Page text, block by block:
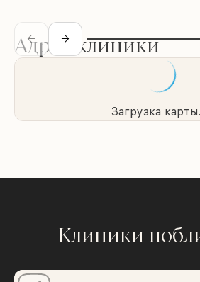
Адрес клиники
Загрузка
Клиники